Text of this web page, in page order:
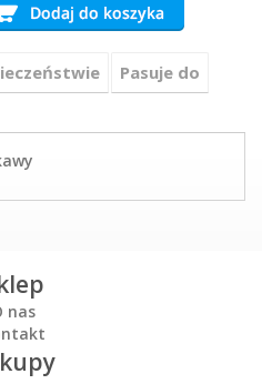
Pasuje do
nas